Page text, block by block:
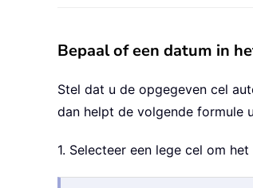
Bepaal of een datum in
Stel dat u de opgegeven cel
dan helpt de volgende formule
1. Selecteer een lege cel om